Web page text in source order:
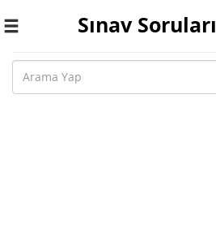
Toggle
Sınav Soruları